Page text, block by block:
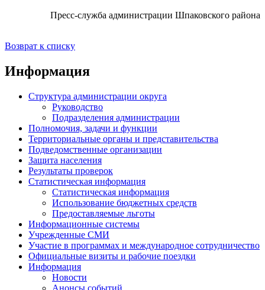
Пресс-служба администрации Шпаковского района
Возврат к списку
Информация
Структура администрации округа
Руководство
Подразделения администрации
Полномочия, задачи и функции
Территориальные органы и представительства
Подведомственные организации
Защита населения
Результаты проверок
Статистическая информация
Статистическая информация
Использование бюджетных средств
Предоставляемые льготы
Информационные системы
Учрежденные СМИ
Участие в программах и международное сотрудничество
Официальные визиты и рабочие поездки
Информация
Новости
Анонсы событий